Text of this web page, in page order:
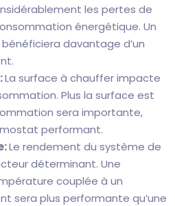
les pertes de
énergétique. Un
davantage d’un
La surface à chauffer impacte
Plus la surface est
sera importante,
performant.
Le rendement du système de
déterminant. Une
couplée à un
sera plus performante qu’une